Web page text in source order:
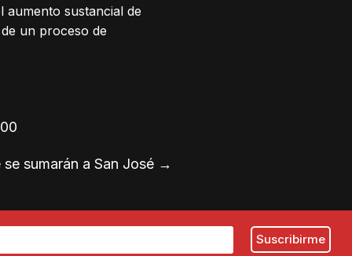
aumento sustancial de
un proceso de
sumarán a San José →